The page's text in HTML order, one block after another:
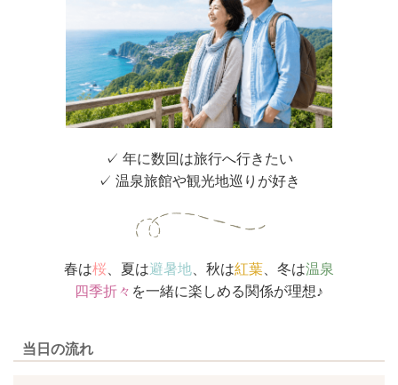
✓ 年に数回は旅行へ行きたい
✓ 温泉旅館や観光地巡りが好き
春は桜 、夏は避暑地 、秋は紅葉 、冬は温泉
四季折々 を一緒に楽しめる関係が理想♪
当日の流れ